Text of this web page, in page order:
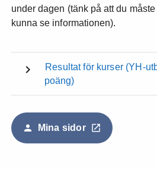
under dagen (tänk på att du
kunna se informationen).
Resultat för kurser (YH-
poäng)
Mina sidor